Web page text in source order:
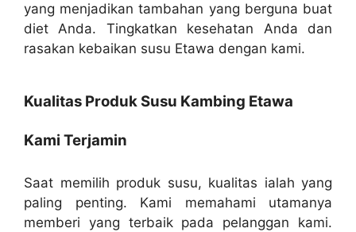
yang menjadikan tambahan yang berguna buat
diet Anda. Tingkatkan kesehatan Anda dan
rasakan kebaikan susu Etawa dengan kami.
Kualitas Produk Susu Kambing Etawa
Kami Terjamin
Saat memilih produk susu, kualitas ialah yang
paling penting. Kami memahami utamanya
memberi yang terbaik pada pelanggan kami.